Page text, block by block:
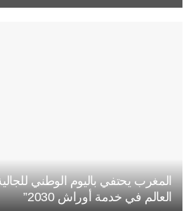
المغرب يحتفي باليوم الوطني
العالم في خدمة أوراش 2030”